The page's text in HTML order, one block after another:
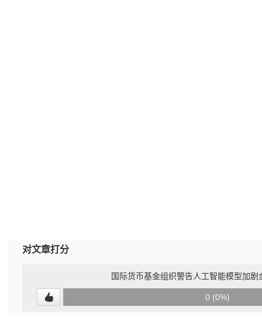
对文章打分
国际货币基金组织警告人工智能模型加剧
0 (0%)